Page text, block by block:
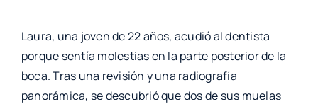
Laura, una joven de 22 años, acudió al dentista
porque sentía molestias en la parte posterior de la
boca. Tras una revisión y una radiografía
panorámica, se descubrió que dos de sus muelas